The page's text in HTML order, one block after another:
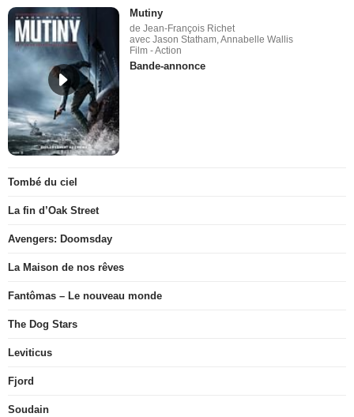
Mutiny
de Jean-François Richet
avec Jason Statham, Annabelle Wallis
Film - Action
Bande-annonce
Tombé du ciel
La fin d’Oak Street
Avengers: Doomsday
La Maison de nos rêves
Fantômas – Le nouveau monde
The Dog Stars
Leviticus
Fjord
Soudain